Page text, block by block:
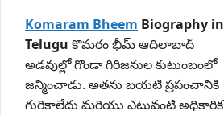
Komaram Bheem Biography in
Telugu కొమరం భీమ్ ఆదిలాబాద్
అడవుల్లో గొండా గిరిజనుల కుటుంబంలో
జన్మించాడు. అతను బయటి ప్రపంచానికి
గురికాలేదు మరియు ఎటువంటి అధికారిక